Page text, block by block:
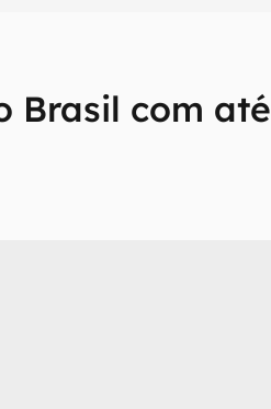
Brasil com até
em primeira
do Canaltech.